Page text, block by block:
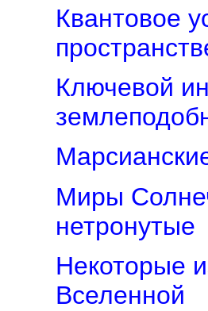
Квантовое
Ключевой
Миры
нетронутые
Некоторые
Вселенной